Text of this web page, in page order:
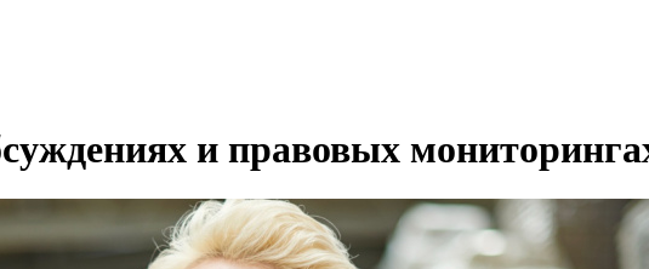
и правовых